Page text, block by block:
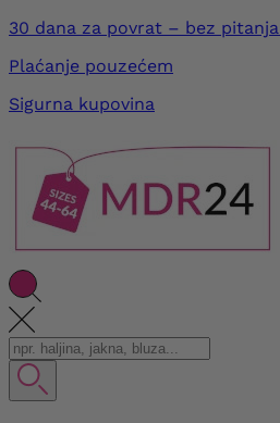
30 dana za povrat – bez pitanja
Plaćanje pouzećem
Sigurna kupovina